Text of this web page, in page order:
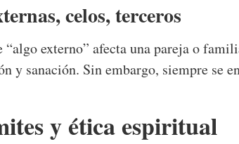
celos, terceros
“algo externo” afecta una pareja o
y sanación. Sin embargo, siempre se
y ética espiritual